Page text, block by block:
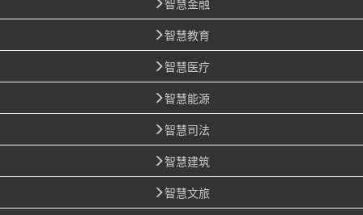
智慧金融
智慧教育
智慧医疗
智慧能源
智慧司法
智慧建筑
智慧文旅